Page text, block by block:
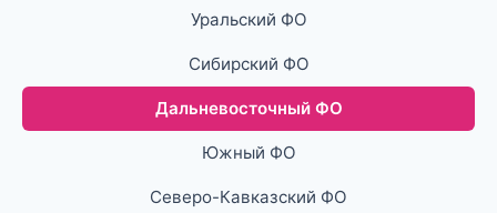
Уральский ФО
Сибирский ФО
Дальневосточный ФО
Южный ФО
Северо-Кавказский ФО